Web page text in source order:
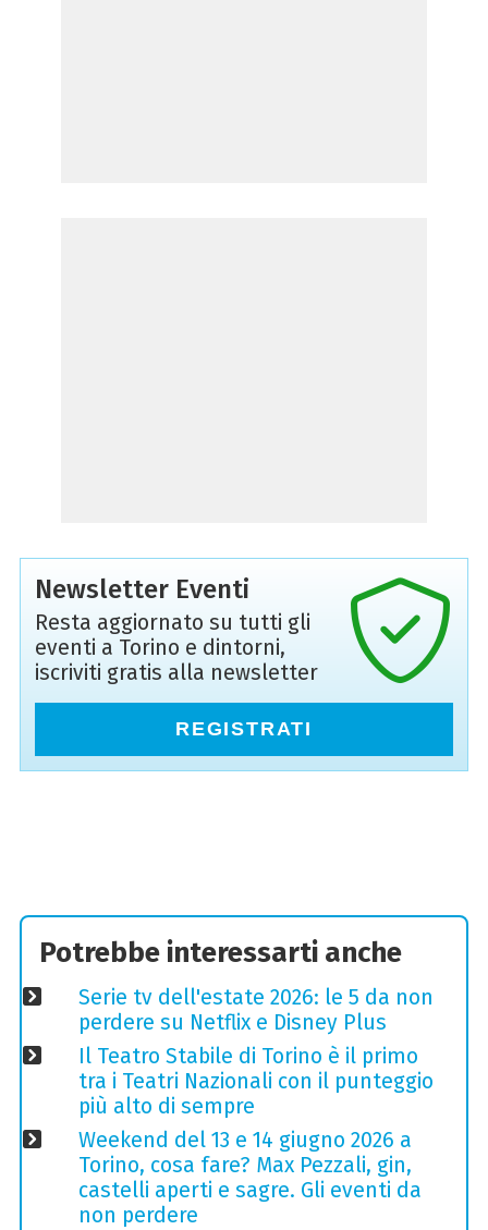
Newsletter Eventi
Resta aggiornato su tutti gli
eventi a Torino e dintorni,
iscriviti gratis alla newsletter
REGISTRATI
Potrebbe interessarti anche
Serie tv dell'estate 2026: le 5 da non
perdere su Netflix e Disney Plus
Il Teatro Stabile di Torino è il primo
tra i Teatri Nazionali con il punteggio
più alto di sempre
Weekend del 13 e 14 giugno 2026 a
Torino, cosa fare? Max Pezzali, gin,
castelli aperti e sagre. Gli eventi da
non perdere